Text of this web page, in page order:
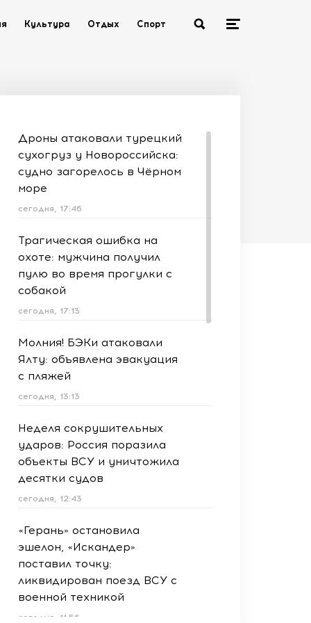
Культура Отдых Спорт
Дроны атаковали турецкий
сухогруз у Новороссийска:
судно загорелось в Чёрном
море
сегодня, 17:46
Трагическая ошибка на
охоте: мужчина получил
пулю во время прогулки с
собакой
сегодня, 17:13
Молния! БЭКи атаковали
Ялту: объявлена эвакуация
с пляжей
сегодня, 13:13
Неделя сокрушительных
ударов: Россия поразила
объекты ВСУ и уничтожила
десятки судов
сегодня, 12:43
«Герань» остановила
эшелон, «Искандер»
поставил точку:
ликвидирован поезд ВСУ с
военной техникой
сегодня, 11:56